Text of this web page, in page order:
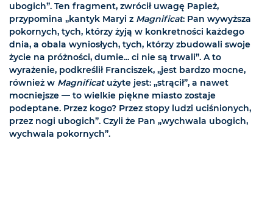
ubogich”. Ten fragment, zwrócił uwagę Papież,
przypomina „kantyk Maryi z Magnificat: Pan wywyższa
pokornych, tych, którzy żyją w konkretności każdego
dnia, a obala wyniosłych, tych, którzy zbudowali swoje
życie na próżności, dumie... ci nie są trwali”. A to
wyrażenie, podkreślił Franciszek, „jest bardzo mocne,
również w Magnificatużyte jest: „strącił”, a nawet
mocniejsze — to wielkie piękne miasto zostaje
podeptane. Przez kogo? Przez stopy ludzi uciśnionych,
przez nogi ubogich”. Czyli że Pan „wychwala ubogich,
wychwala pokornych”.